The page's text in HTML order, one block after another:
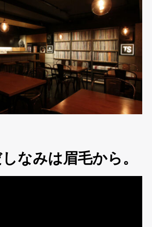
なみは眉毛から。